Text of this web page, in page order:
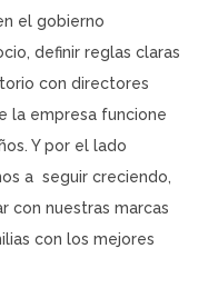
el gobierno
definir reglas claras
con directores
la empresa funcione
Y por el lado
a seguir creciendo,
con nuestras marcas
con los mejores